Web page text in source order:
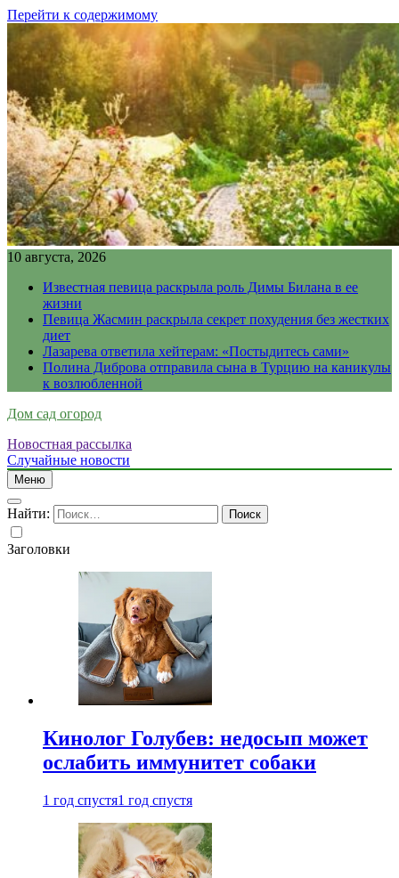
Перейти к содержимому
10 августа, 2026
Известная певица раскрыла роль Димы Билана в ее
жизни
Певица Жасмин раскрыла секрет похудения без жестких
диет
Лазарева ответила хейтерам: «Постыдитесь сами»
Полина Диброва отправила сына в Турцию на каникулы
к возлюбленной
Дом сад огород
Новостная рассылка
Случайные новости
Меню
Найти:
Заголовки
Кинолог Голубев: недосып может
ослабить иммунитет собаки
1 год спустя1 год спустя